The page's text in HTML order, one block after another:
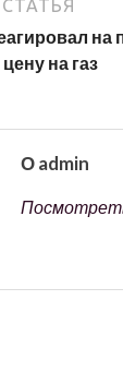
на
на газ
О admin